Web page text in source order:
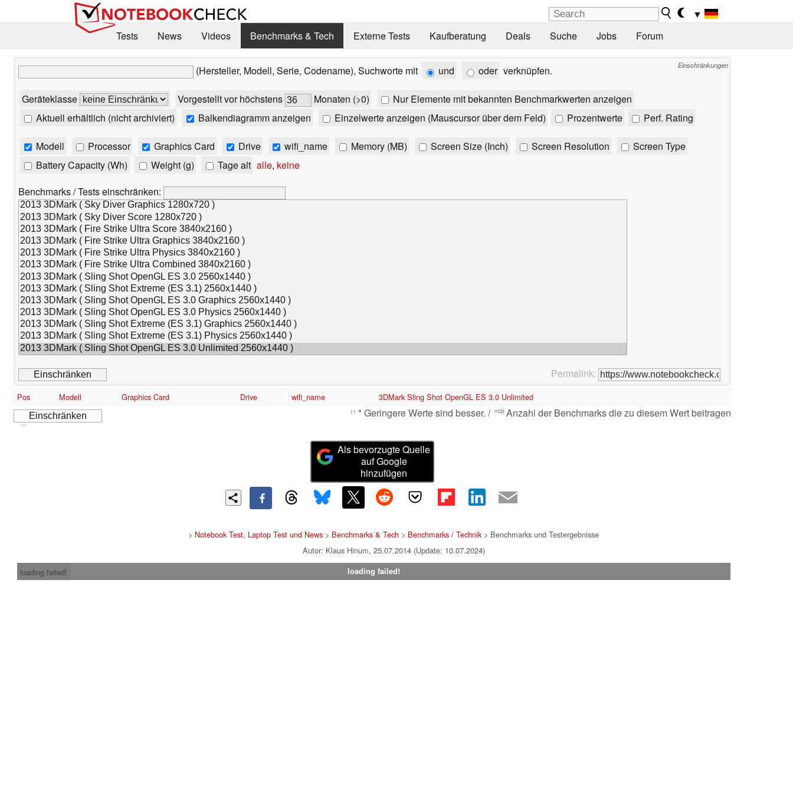
▼
Tests
News Videos Benchmarks & Tech Externe Tests Kaufberatung Deals Suche Jobs Forum
Einschränkungen
(Hersteller, Modell, Serie, Codename), Suchworte mit und oder verknüpfen.
Geräteklasse Vorgestellt vor höchstens Monaten (>0)
Nur Elemente mit bekannten Benchmarkwerten anzeigen
Aktuell erhältlich (nicht archiviert)
Balkendiagramm anzeigen Einzelwerte anzeigen (Mauscursor über dem Feld) Prozentwerte Perf. Rating
Modell Processor Graphics Card Drive wifi_name Memory (MB) Screen Size (Inch) Screen Resolution
Screen Type
Battery Capacity (Wh)
Weight (g) Tage alt alle, keine
Benchmarks / Tests einschränken:
Permalink:
Pos Modell Graphics Card Drive wifi_name 3DMark Sling Shot OpenGL ES 3.0 Unlimited
(-) * Geringere Werte sind besser. / n123 Anzahl der Benchmarks die zu diesem Wert beitragen
Cns
Als bevorzugte Quelle
auf Google
hinzufügen
> Notebook Test, Laptop Test und News > Benchmarks & Tech > Benchmarks / Technik> Benchmarks und Testergebnisse
Autor: Klaus Hinum, 25.07.2014 (Update: 10.07.2024)
loading failed!
loading failed!